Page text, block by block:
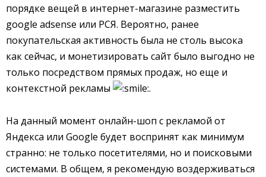
порядке вещей в интернет-магазине разместить
google adsense или РСЯ. Вероятно, ранее
покупательская активность была не столь высока
как сейчас, и монетизировать сайт было выгодно не
только посредством прямых продаж, но еще и
контекстной рекламы
.
На данный момент онлайн-шоп с рекламой от
Яндекса или Google будет воспринят как минимум
странно: не только посетителями, но и поисковыми
системами. В общем, я рекомендую воздерживаться